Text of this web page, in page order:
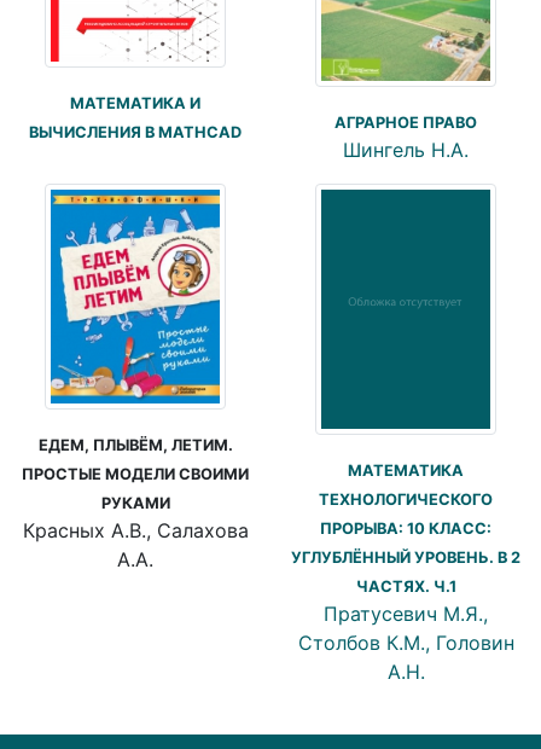
МАТЕМАТИКА И
ВЫЧИСЛЕНИЯ В MATHCAD
АГРАРНОЕ ПРАВО
Шингель Н.А.
ЕДЕМ, ПЛЫВЁМ, ЛЕТИМ.
ПРОСТЫЕ МОДЕЛИ СВОИМИ
РУКАМИ
Красных А.В., Салахова
А.А.
МАТЕМАТИКА
ТЕХНОЛОГИЧЕСКОГО
ПРОРЫВА: 10 КЛАСС:
УГЛУБЛЁННЫЙ УРОВЕНЬ. В 2
ЧАСТЯХ. Ч.1
Пратусевич М.Я.,
Столбов К.М., Головин
А.Н.